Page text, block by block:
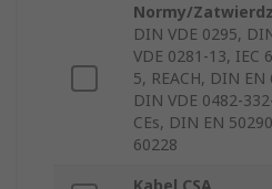
Normy/
DIN VDE 0295,
VDE 0281‐13, IEC
5, REACH, DIN EN
DIN VDE
CEs, DIN EN
60228